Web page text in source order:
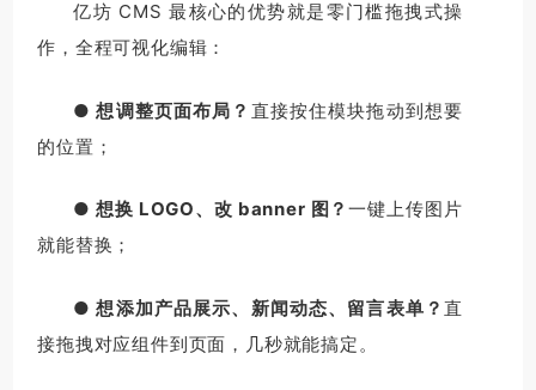
亿坊 CMS 最核心的优势就是零门槛拖拽式操
作，全程可视化编辑：
● 想调整页面布局？ 直接按住模块拖动到想要
的位置；
● 想换 LOGO、改 banner 图？一键上传图片
就能替换；
● 想添加产品展示、新闻动态、留言表单？ 直
接拖拽对应组件到页面，几秒就能搞定。